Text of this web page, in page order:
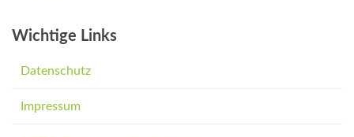
Wichtige Links
Datenschutz
Impressum